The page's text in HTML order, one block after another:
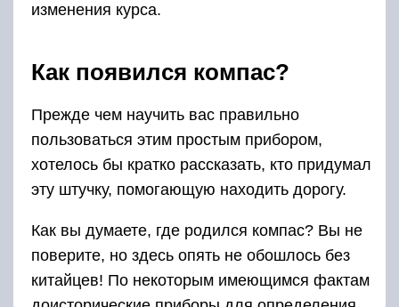
изменения курса.
Как появился компас?
Прежде чем научить вас правильно
пользоваться этим простым прибором,
хотелось бы кратко рассказать, кто придумал
эту штучку, помогающую находить дорогу.
Как вы думаете, где родился компас? Вы не
поверите, но здесь опять не обошлось без
китайцев! По некоторым имеющимся фактам